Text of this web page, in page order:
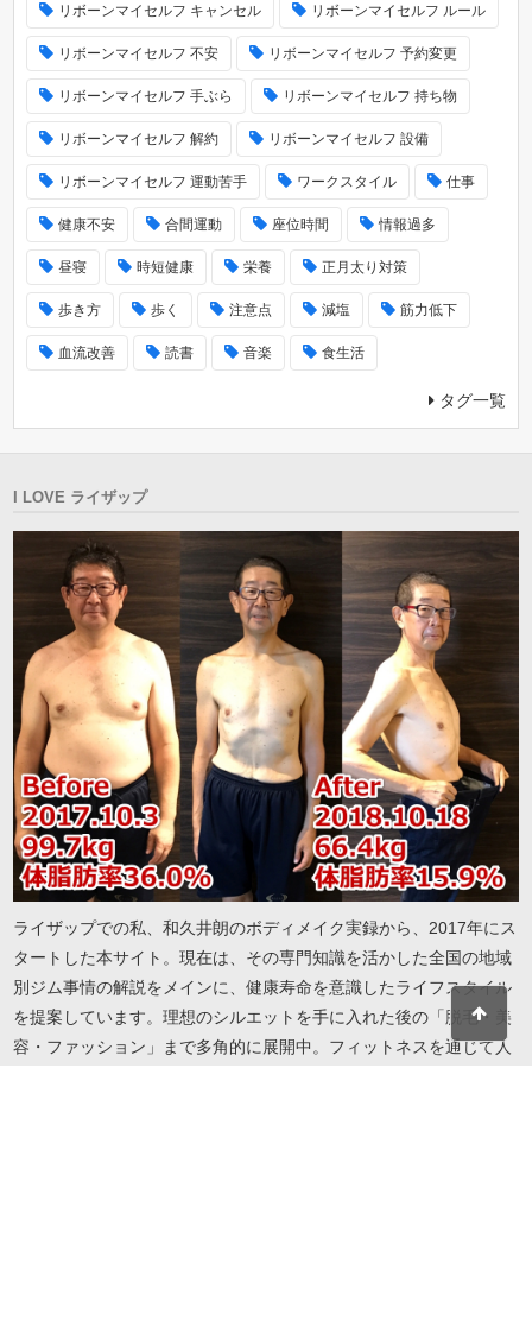
リボーンマイセルフ キャンセル リボーンマイセルフ ルール
リボーンマイセルフ 不安 リボーンマイセルフ 予約変更
リボーンマイセルフ 手ぶら リボーンマイセルフ 持ち物
リボーンマイセルフ 解約 リボーンマイセルフ 設備
リボーンマイセルフ 運動苦手 ワークスタイル 仕事
健康不安 合間運動 座位時間 情報過多
昼寝 時短健康 栄養 正月太り対策
歩き方 歩く 注意点 減塩 筋力低下
血流改善 読書 音楽 食生活
タグ一覧
I LOVE ライザップ
ライザップでの私、和久井朗のボディメイク実録から、2017年にス
タートした本サイト。現在は、その専門知識を活かした全国の地域
別ジム事情の解説をメインに、健康寿命を意識したライフスタイル
を提案しています。理想のシルエットを手に入れた後の「脱毛・美
容・ファッション」まで多角的に展開中。フィットネスを通じて人